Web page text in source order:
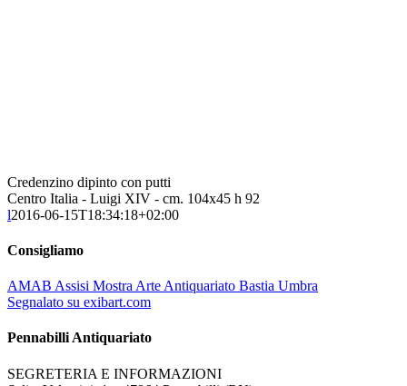
Credenzino dipinto con putti
Centro Italia - Luigi XIV - cm. 104x45 h 92
l2016-06-15T18:34:18+02:00
Consigliamo
AMAB Assisi Mostra Arte Antiquariato Bastia Umbra
Segnalato su exibart.com
Pennabilli Antiquariato
SEGRETERIA E INFORMAZIONI